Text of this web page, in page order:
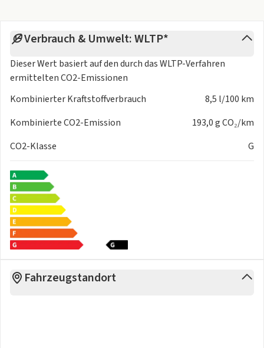
- Fußgänger- und Radfahrerschutzmaßnahmen erweitert
- Einstiegsleisten mit Aluminiumeinlegern vorn beleuchtet
S-Schriftzug
- Klima- und Komfortpaket
Die
Fahrzeugbeschreibung dient lediglich der allgemeinen
Gewährleistung im kaufrechtlichen Sinne dar. Den genauen
Ausstattungsumfang erhalten Sie von unserem
Verkaufspersonal. Bitte kontaktieren Sie uns.
Verbrauch & Umwelt: WLTP*
Dieser Wert basiert auf den durch dasWLTP-Verfahren
ermittelten CO2-Emissionen
Kombinierter Kraftstoffverbrauch
8,5 l/100 km
Kombinierte CO2-Emission
193,0 g CO₂/km
CO2-Klasse
G
Fahrzeugstandort